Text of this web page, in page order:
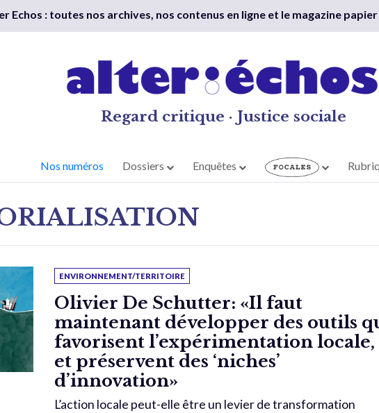
Echos : toutes nos archives, nos contenus en ligne et le magazine
Regard critique · Justice sociale
Nos numéros Dossiers Enquêtes
ENVIRONNEMENT/TERRITOIRE
Olivier De Schutter: «Il faut
maintenant développer des outils
favorisent l’expérimentation locale,
et préservent des ‘niches’
d’innovation»
L’action locale peut-elle être un levier de transformation